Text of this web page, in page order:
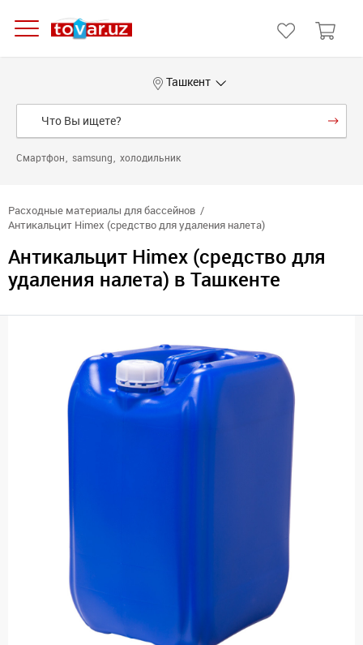
Ташкент
Смартфон samsung холодильник
Расходные материалы для бассейнов
Антикальцит Himex (средство для удаления налета)
Антикальцит Himex (средство для
удаления налета) в Ташкенте